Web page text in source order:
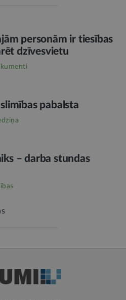
personām ir tiesības
dzīvesvietu
pabalsta
– darba stundas